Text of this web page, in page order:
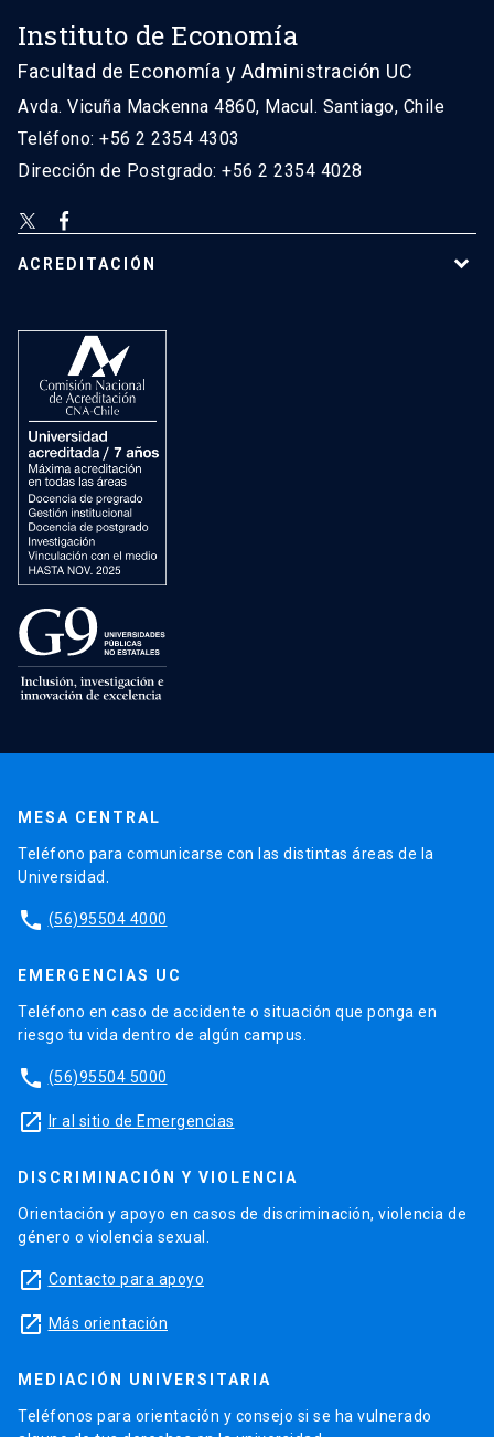
Instituto de Economía
Facultad de Economía y Administración UC
Avda. Vicuña Mackenna 4860, Macul. Santiago, Chile
Teléfono: +56 2 2354 4303
Dirección de Postgrado: +56 2 2354 4028
ACREDITACIÓN
MESA CENTRAL
Teléfono para comunicarse con las distintas áreas de la
Universidad.
phone (56)95504 4000
EMERGENCIAS UC
Teléfono en caso de accidente o situación que ponga en
riesgo tu vida dentro de algún campus.
phone (56)95504 5000
launch Ir al sitio de Emergencias
DISCRIMINACIÓN Y VIOLENCIA
Orientación y apoyo en casos de discriminación, violencia de
género o violencia sexual.
launch Contacto para apoyo
launch Más orientación
MEDIACIÓN UNIVERSITARIA
Teléfonos para orientación y consejo si se ha vulnerado